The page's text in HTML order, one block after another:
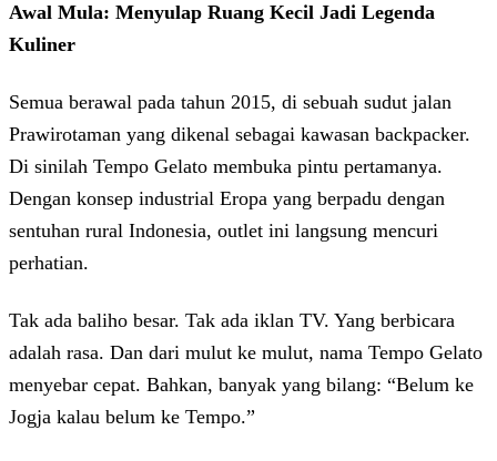
Awal Mula: Menyulap Ruang Kecil Jadi Legenda
Kuliner
Semua berawal pada tahun 2015, di sebuah sudut jalan
Prawirotaman yang dikenal sebagai kawasan backpacker.
Di sinilah Tempo Gelato membuka pintu pertamanya.
Dengan konsep industrial Eropa yang berpadu dengan
sentuhan rural Indonesia, outlet ini langsung mencuri
perhatian.
Tak ada baliho besar. Tak ada iklan TV. Yang berbicara
adalah rasa. Dan dari mulut ke mulut, nama Tempo Gelato
menyebar cepat. Bahkan, banyak yang bilang: “Belum ke
Jogja kalau belum ke Tempo.”